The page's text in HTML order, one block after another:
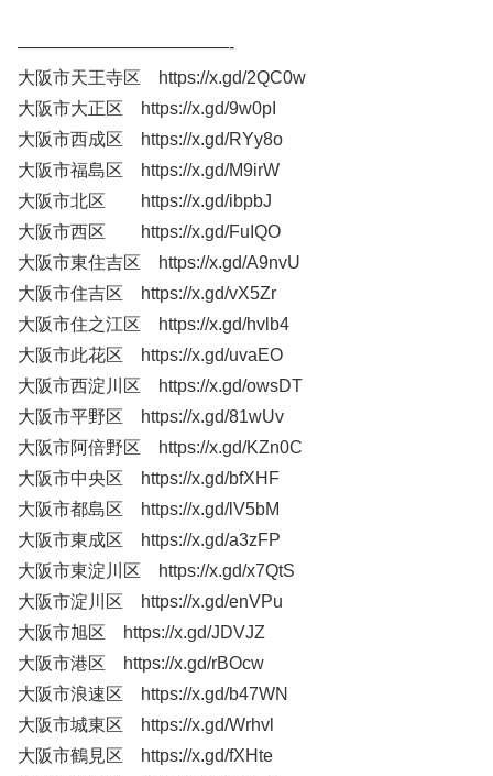
————————————-
大阪市天王寺区 https://x.gd/2QC0w
大阪市大正区 https://x.gd/9w0pI
大阪市西成区 https://x.gd/RYy8o
大阪市福島区 https://x.gd/M9irW
大阪市北区 https://x.gd/ibpbJ
大阪市西区 https://x.gd/FuIQO
大阪市東住吉区 https://x.gd/A9nvU
大阪市住吉区 https://x.gd/vX5Zr
大阪市住之江区 https://x.gd/hvlb4
大阪市此花区 https://x.gd/uvaEO
大阪市西淀川区 https://x.gd/owsDT
大阪市平野区 https://x.gd/81wUv
大阪市阿倍野区 https://x.gd/KZn0C
大阪市中央区 https://x.gd/bfXHF
大阪市都島区 https://x.gd/lV5bM
大阪市東成区 https://x.gd/a3zFP
大阪市東淀川区 https://x.gd/x7QtS
大阪市淀川区 https://x.gd/enVPu
大阪市旭区 https://x.gd/JDVJZ
大阪市港区 https://x.gd/rBOcw
大阪市浪速区 https://x.gd/b47WN
大阪市城東区 https://x.gd/Wrhvl
大阪市鶴見区 https://x.gd/fXHte